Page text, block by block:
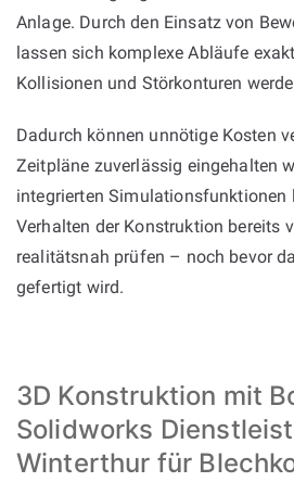
Anlage. Durch den Einsatz von
lassen sich komplexe Abläufe
Kollisionen und Störkonturen
Dadurch können unnötige Kosten
Zeitpläne zuverlässig eingehalten
integrierten Simulationsfunktionen
Verhalten der Konstruktion bereits
realitätsnah prüfen – noch bevor
gefertigt wird.
3D Konstruktion mit
Solidworks
Winterthur für